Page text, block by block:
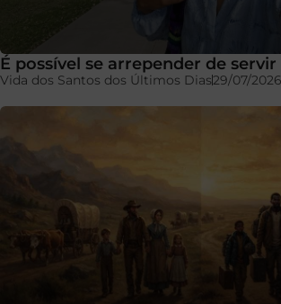
É possível se arrepender de servir
Vida dos Santos dos Últimos Dias29/07/2026